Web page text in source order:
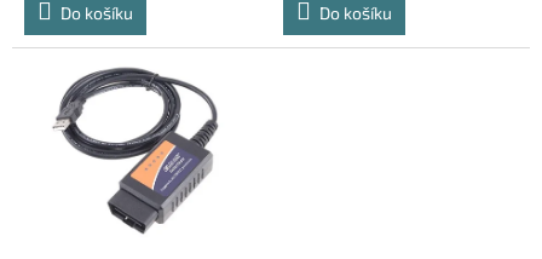
Do košíku Do košíku